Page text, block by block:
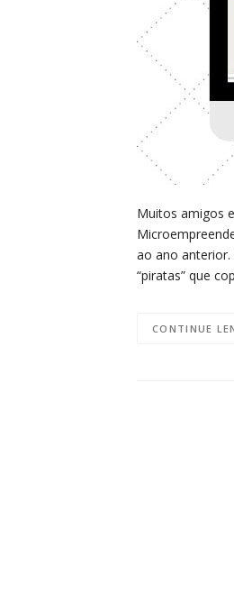
Muitos amigos
ao ano
“piratas” que
CONTINUE